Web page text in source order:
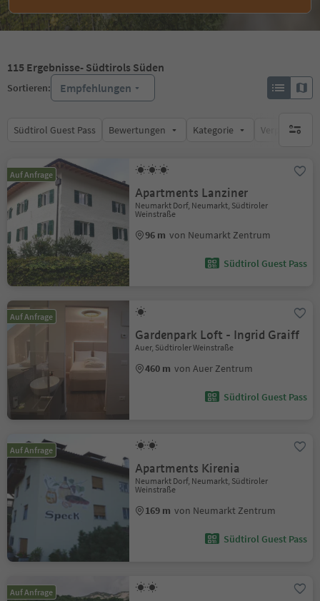
115 Ergebnisse- Südtirols Süden
Sortieren: Empfehlungen
Südtirol Guest Pass Bewertungen Kategorie keine
Auf Anfrage
Apartments Lanziner
Neumarkt Dorf, Neumarkt, Südtiroler
Weinstraße
96 m von Neumarkt Zentrum
Südtirol Guest Pass
Auf Anfrage
Gardenpark Loft - Ingrid Graiff
Auer, Südtiroler Weinstraße
460 m von Auer Zentrum
Südtirol Guest Pass
Auf Anfrage
Apartments Kirenia
Neumarkt Dorf, Neumarkt, Südtiroler
Weinstraße
169 m von Neumarkt Zentrum
Südtirol Guest Pass
Auf Anfrage